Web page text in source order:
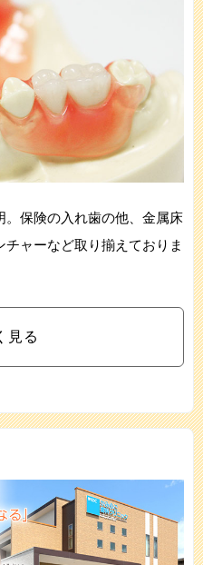
。保険の入れ歯の他、金属床
ャーなど取り揃えておりま
見る